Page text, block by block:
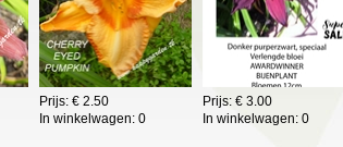
Prijs: € 2.50
In winkelwagen: 0
Prijs: € 3.00
In winkelwagen: 0